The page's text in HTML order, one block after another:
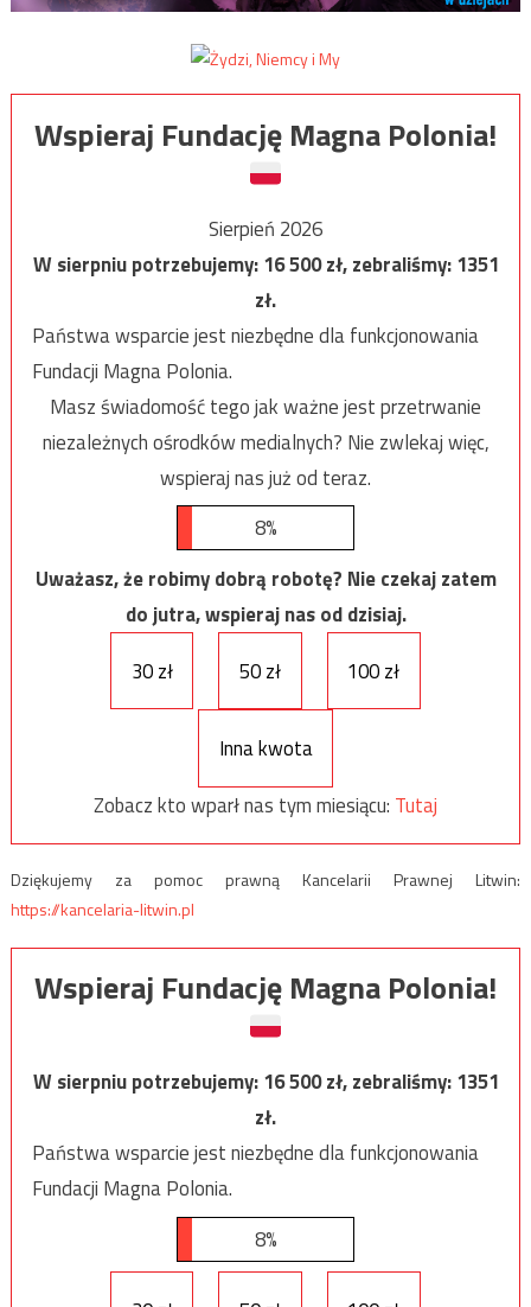
Wspieraj Fundację Magna Polonia!
Sierpień 2026
W sierpniu potrzebujemy:16 500zł, zebraliśmy:1351
zł.
Państwa wsparcie jest niezbędne dla funkcjonowania
Fundacji Magna Polonia.
Masz świadomość tego jak ważne jest przetrwanie
niezależnych ośrodków medialnych? Nie zwlekaj więc,
wspieraj nas już od teraz.
8%
Uważasz, że robimy dobrą robotę? Nie czekaj zatem
do jutra, wspieraj nas od dzisiaj.
30 zł
50 zł 100 zł
Inna kwota
Zobacz kto wparł nas tym miesiącu: Tutaj
Dziękujemy za pomoc prawną Kancelarii Prawnej Litwin:
https://kancelaria-litwin.pl
Wspieraj Fundację Magna Polonia!
W sierpniu potrzebujemy:16 500zł, zebraliśmy:1351
zł.
Państwa wsparcie jest niezbędne dla funkcjonowania
Fundacji Magna Polonia.
8%